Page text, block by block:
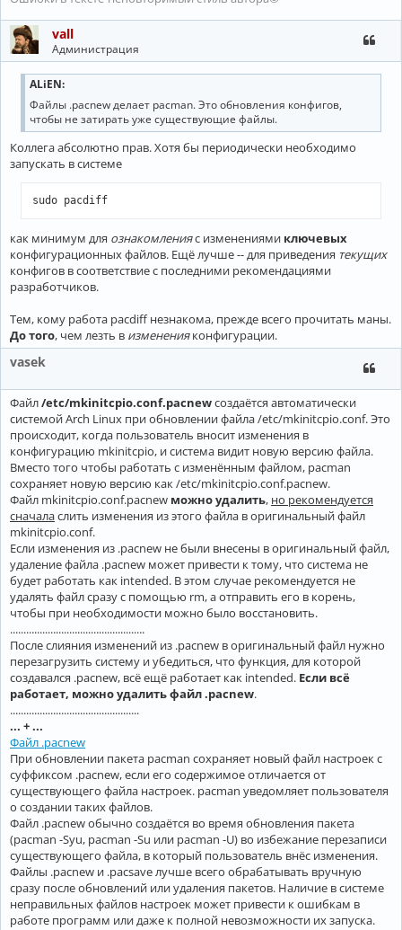
vall
Администрация
ALiEN:
Файлы .pacnew делает pacman. Это обновления конфигов,
чтобы не затирать уже существующие файлы.
Коллега абсолютно прав. Хотя бы периодически необходимо
запускать в системе
sudo pacdiff
как минимум для ознакомленияс изменениями ключевых
конфигурационных файлов. Ещё лучше -- для приведения текущих
конфигов в соответствие с последними рекомендациями
разработчиков.
Тем, кому работа pacdiff незнакома, прежде всего прочитать маны.
До того, чем лезть в измененияконфигурации.
vasek
Файл/etc/mkinitcpio.conf.pacnewсоздаётся автоматически
системой Arch Linux при обновлении файла /etc/mkinitcpio.conf. Это
происходит, когда пользователь вносит изменения в
конфигурацию mkinitcpio, и система видит новую версию файла.
Вместо того чтобы работать с изменённым файлом, pacman
сохраняет новую версию как /etc/mkinitcpio.conf.pacnew.
Файл mkinitcpio.conf.pacnew можно удалить, но рекомендуется
сначаласлить изменения из этого файла в оригинальный файл
mkinitcpio.conf.
Если изменения из .pacnew не были внесены в оригинальный файл,
удаление файла .pacnew может привести к тому, что система не
будет работать как intended. В этом случае рекомендуется не
удалять файл сразу с помощью rm, а отправить его в корень,
чтобы при необходимости можно было восстановить.
..................................................
После слияния изменений из .pacnew в оригинальный файл нужно
перезагрузить систему и убедиться, что функция, для которой
создавался .pacnew, всё ещё работает как intended. Если всё
работает, можно удалить файл .pacnew.
................................................
... + ...
Файл .pacnew
При обновлении пакета pacman сохраняет новый файл настроек с
суффиксом .pacnew, если его содержимое отличается от
существующего файла настроек. pacman уведомляет пользователя
о создании таких файлов.
Файл .pacnew обычно создаётся во время обновления пакета
(pacman -Syu, pacman -Su или pacman -U) во избежание перезаписи
существующего файла, в который пользователь внёс изменения.
Файлы .pacnew и .pacsave лучше всего обрабатывать вручную
сразу после обновлений или удаления пакетов. Наличие в системе
неправильных файлов настроек может привести к ошибкам в
работе программ или даже к полной невозможности их запуска.